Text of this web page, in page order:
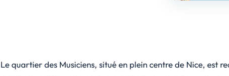
Le quartier des Musiciens, situé en plein centre de Nice, est